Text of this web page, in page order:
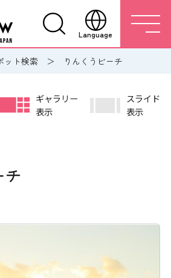
Language
ット検索 りんくうビーチ
チ
ギャラリー
表示
スライド
表示